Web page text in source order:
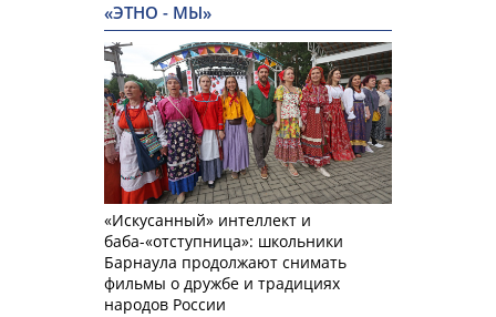
«ЭТНО - МЫ»
«Искусанный» интеллект и
баба-«отступница»: школьники
Барнаула продолжают снимать
фильмы о дружбе и традициях
народов России